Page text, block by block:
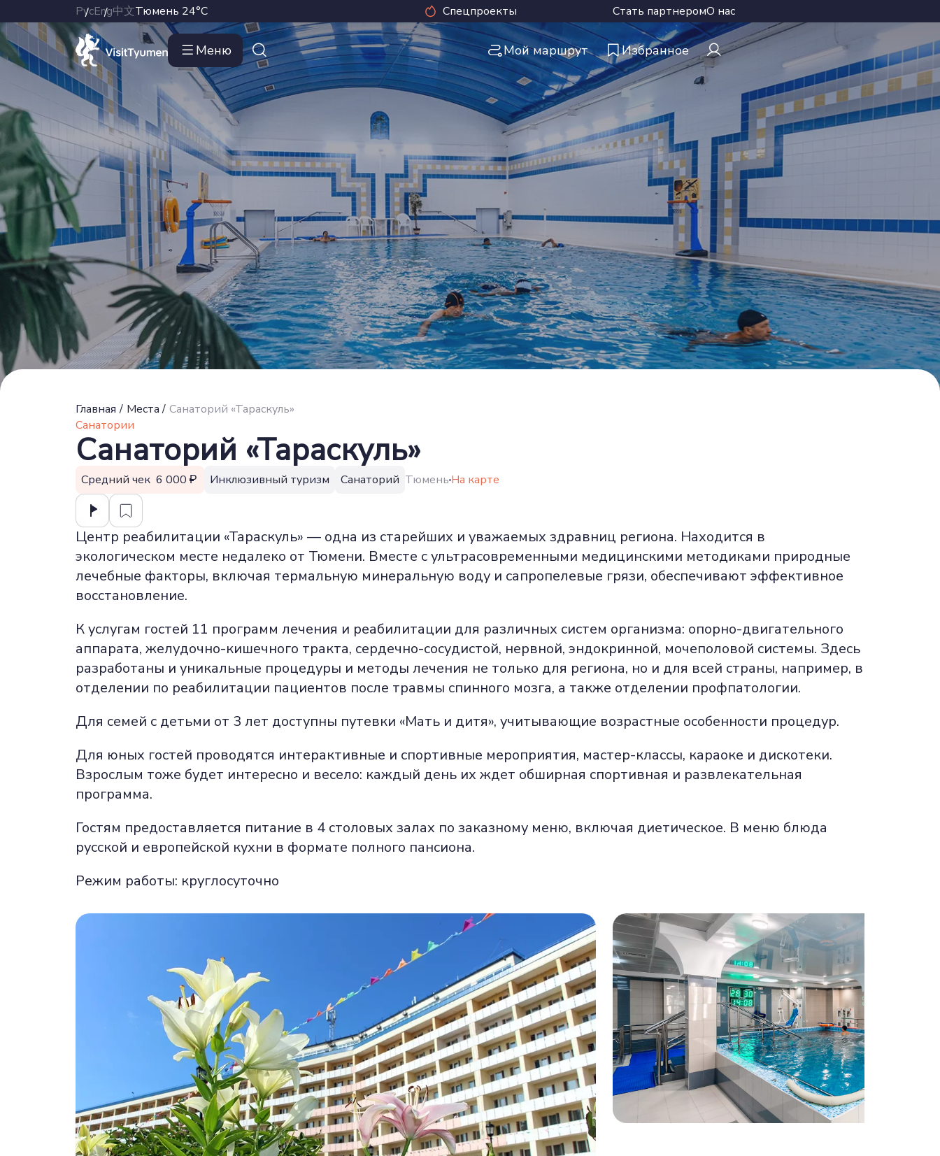
РусEng中文Тюмень 24°C Спецпроекты Стать партнеромО нас
Меню Мой маршрут Избранное
Главная / Места / Санаторий «Тараскуль»
Санатории
Санаторий «Тараскуль»
Средний чек 6 000 Инклюзивный туризм Санаторий ТюменьНа карте
Центр реабилитации «Тараскуль» — одна из старейших и уважаемых здравниц региона. Находится в
экологическом месте недалеко от Тюмени. Вместе с ультрасовременными медицинскими методиками природные
лечебные факторы, включая термальную минеральную воду и сапропелевые грязи, обеспечивают эффективное
восстановление.
К услугам гостей 11 программ лечения и реабилитации для различных систем организма: опорно-двигательного
аппарата, желудочно-кишечного тракта, сердечно-сосудистой, нервной, эндокринной, мочеполовой системы. Здесь
разработаны и уникальные процедуры и методы лечения не только для региона, но и для всей страны, например, в
отделении по реабилитации пациентов после травмы спинного мозга, а также отделении профпатологии.
Для семей с детьми от 3 лет доступны путевки «Мать и дитя», учитывающие возрастные особенности процедур.
Для юных гостей проводятся интерактивные и спортивные мероприятия, мастер-классы, караоке и дискотеки.
Взрослым тоже будет интересно и весело: каждый день их ждет обширная спортивная и развлекательная
программа.
Гостям предоставляется питание в 4 столовых залах по заказному меню, включая диетическое. В меню блюда
русской и европейской кухни в формате полного пансиона.
Режим работы: круглосуточно